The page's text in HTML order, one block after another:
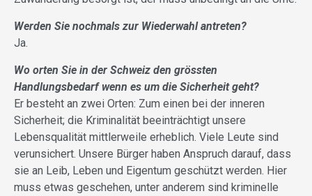
Werden Sie nochmals zur Wiederwahl antreten?
Ja.
Wo orten Sie in der Schweiz den grössten
Handlungsbedarf wenn es um die Sicherheit geht?
Er besteht an zwei Orten: Zum einen bei der inneren
Sicherheit; die Kriminalität beeinträchtigt unsere
Lebensqualität mittlerweile erheblich. Viele Leute sind
verunsichert. Unsere Bürger haben Anspruch darauf, dass
sie an Leib, Leben und Eigentum geschützt werden. Hier
muss etwas geschehen, unter anderem sind kriminelle